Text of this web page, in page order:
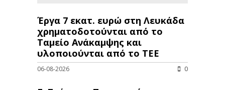
Έργα 7 εκατ. ευρώ στη Λευκάδα
χρηματοδοτούνται από το
Ταμείο Ανάκαμψης και
υλοποιούνται από το ΤΕΕ
06-08-2026 0